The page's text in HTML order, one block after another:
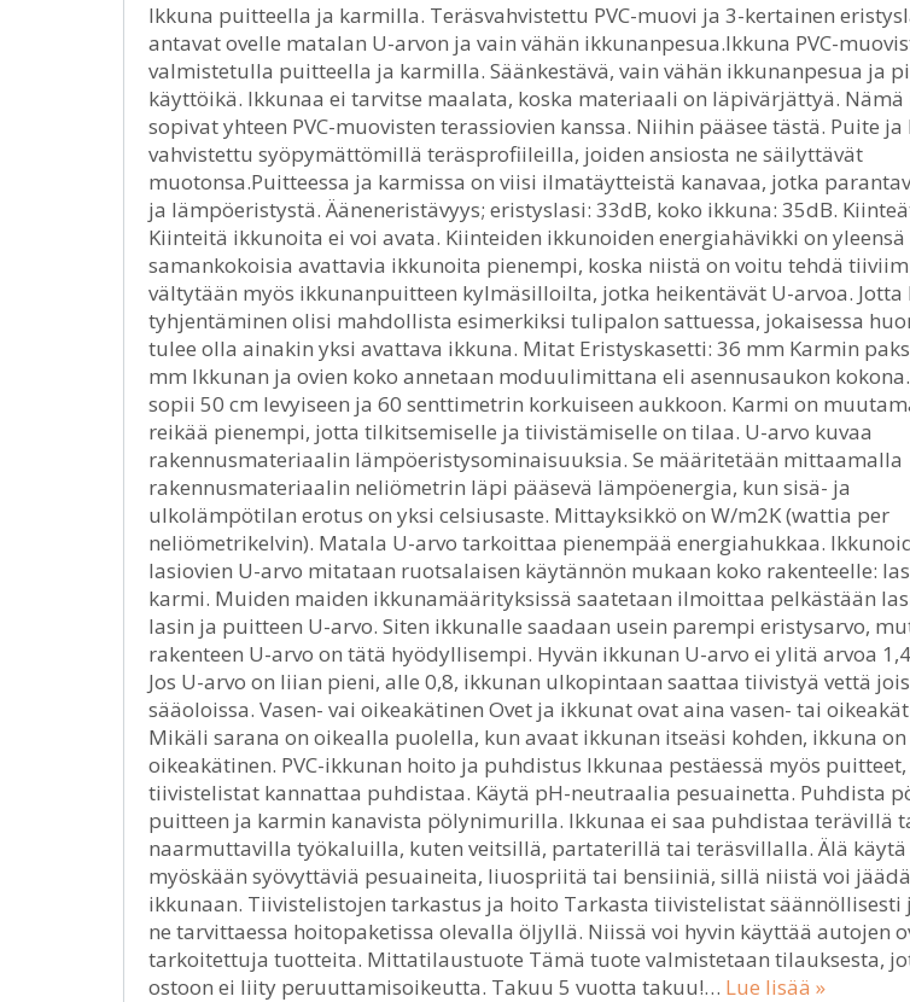
Ikkuna puitteella ja karmilla. Teräsvahvistettu PVC-muovi ja 3-kertainen
antavat ovelle matalan U-arvon ja vain vähän ikkunanpesua.Ikkuna PVC-
valmistetulla puitteella ja karmilla. Säänkestävä, vain vähän ikkunanpesua ja
käyttöikä. Ikkunaa ei tarvitse maalata, koska materiaali on läpivärjättyä.
sopivat yhteen PVC-muovisten terassiovien kanssa. Niihin pääsee tästä. Puite
vahvistettu syöpymättömillä teräsprofiileilla, joiden ansiosta ne säilyttävät
muotonsa.Puitteessa ja karmissa on viisi ilmatäytteistä kanavaa, jotka
ja lämpöeristystä. Ääneneristävyys; eristyslasi: 33dB, koko ikkuna: 35dB.
Kiinteitä ikkunoita ei voi avata. Kiinteiden ikkunoiden energiahävikki on yleensä
samankokoisia avattavia ikkunoita pienempi, koska niistä on voitu tehdä
vältytään myös ikkunanpuitteen kylmäsilloilta, jotka heikentävät U-arvoa. Jotta
tyhjentäminen olisi mahdollista esimerkiksi tulipalon sattuessa, jokaisessa
tulee olla ainakin yksi avattava ikkuna. Mitat Eristyskasetti: 36 mm Karmin
mm Ikkunan ja ovien koko annetaan moduulimittana eli asennusaukon
sopii 50 cm levyiseen ja 60 senttimetrin korkuiseen aukkoon. Karmi on
reikää pienempi, jotta tilkitsemiselle ja tiivistämiselle on tilaa. U-arvo kuvaa
rakennusmateriaalin lämpöeristysominaisuuksia. Se määritetään mittaamalla
rakennusmateriaalin neliömetrin läpi pääsevä lämpöenergia, kun sisä- ja
ulkolämpötilan erotus on yksi celsiusaste. Mittayksikkö on W/m2K (wattia per
neliömetrikelvin). Matala U-arvo tarkoittaa pienempää energiahukkaa.
lasiovien U-arvo mitataan ruotsalaisen käytännön mukaan koko rakenteelle:
karmi. Muiden maiden ikkunamäärityksissä saatetaan ilmoittaa pelkästään
lasin ja puitteen U-arvo. Siten ikkunalle saadaan usein parempi eristysarvo,
rakenteen U-arvo on tätä hyödyllisempi. Hyvän ikkunan U-arvo ei ylitä arvoa
Jos U-arvo on liian pieni, alle 0,8, ikkunan ulkopintaan saattaa tiivistyä vettä
sääoloissa. Vasen- vai oikeakätinen Ovet ja ikkunat ovat aina vasen- tai
Mikäli sarana on oikealla puolella, kun avaat ikkunan itseäsi kohden, ikkuna on
oikeakätinen. PVC-ikkunan hoito ja puhdistus Ikkunaa pestäessä myös
tiivistelistat kannattaa puhdistaa. Käytä pH-neutraalia pesuainetta. Puhdista
puitteen ja karmin kanavista pölynimurilla. Ikkunaa ei saa puhdistaa terävillä
naarmuttavilla työkaluilla, kuten veitsillä, partaterillä tai teräsvillalla. Älä käytä
myöskään syövyttäviä pesuaineita, liuospriitä tai bensiiniä, sillä niistä voi
ikkunaan. Tiivistelistojen tarkastus ja hoito Tarkasta tiivistelistat säännöllisesti
ne tarvittaessa hoitopaketissa olevalla öljyllä. Niissä voi hyvin käyttää autojen
tarkoitettuja tuotteita. Mittatilaustuote Tämä tuote valmistetaan tilauksesta,
ostoon ei liity peruuttamisoikeutta. Takuu 5 vuotta takuu!… Lue lisää »